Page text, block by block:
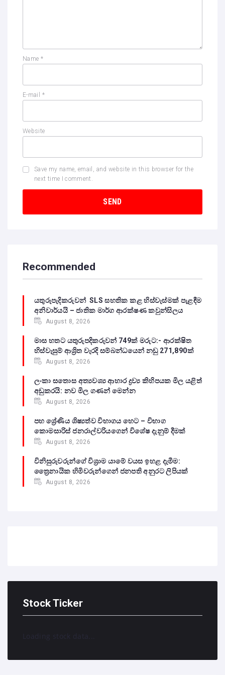
Name *
E-mail *
Website
Save my name, email, and website in this browser for the
next time I comment.
Recommended
යතුරුපැදිකරුවන් SLS සහතික කළ හිස්වැස්මක් පැළඳීම
අනිවාර්යයි – ජාතික මාර්ග ආරක්ෂණ කවුන්සිලය
August 8, 2026
මාස හතට යතුරුපදිකරුවන් 749ක් මරුට:- ආරක්ෂිත
හිස්වැසුම් ආශ්‍රිත වැරදි සම්බන්ධයෙන් නඩු 271,890ක්
August 8, 2026
ලංකා සතොස අත්‍යවශ්‍ය ආහාර ද්‍රව්‍ය කිහිපයක මිල යළිත්
අඩුකරයි: නව මිල ගණන් මෙන්න
August 8, 2026
පහ ශ්‍රේණිය ශිෂ්‍යත්ව විභාගය හෙට – විභාග
කොමසාරිස් ජනරාල්වරියගෙන් විශේෂ දැනුම් දීමක්
August 8, 2026
විනිසුරුවරුන්ගේ විශ්‍රාම යාමේ වයස ඉහළ දැමීම:
ත්‍රෛනායික හිමිවරුන්ගෙන් ජනපති අනුරට ලිපියක්
August 8, 2026
Stock Ticker
Loading stock data...